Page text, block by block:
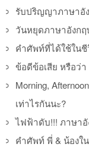
รับปริญญาภาษาอั
วันหยุดภาษาอังกฤ
คำศัพท์ที่ได้ใช้ในชี
ข้อดีข้อเสีย หรือว่
Morning,
เท่าไรกันนะ?
ไฟฟ้าดับ!!! ภาษาอั
คำศัพท์ พี่ & น้องใ